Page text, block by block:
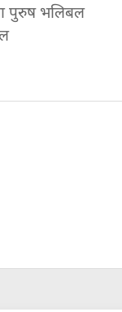
पुरुष भलिबल